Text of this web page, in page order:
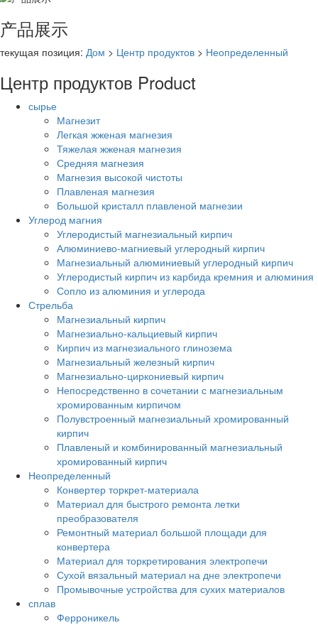
产品展示
текущая позиция: Дом > Центр продуктов > Неопределенный
Центр продуктов Product
сырье
Магнезит
Легкая жженая магнезия
Тяжелая жженая магнезия
Средняя магнезия
Магнезия высокой чистоты
Плавленая магнезия
Большой кристалл плавленой магнезии
Углерод магния
Углеродистый магнезиальный кирпич
Алюминиево-магниевый углеродный кирпич
Магнезиальный алюминиевый углеродный кирпич
Углеродистый кирпич из карбида кремния и алюминия
Сопло из алюминия и углерода
Стрельба
Магнезиальный кирпич
Магнезиально-кальциевый кирпич
Кирпич из магнезиального глинозема
Магнезиальный железный кирпич
Магнезиально-циркониевый кирпич
Непосредственно в сочетании с магнезиальным
хромированным кирпичом
Полувстроенный магнезиальный хромированный
кирпич
Плавленый и комбинированный магнезиальный
хромированный кирпич
Неопределенный
Конвертер торкрет-материала
Материал для быстрого ремонта летки
преобразователя
Ремонтный материал большой площади для
конвертера
Материал для торкретирования электропечи
Сухой вязальный материал на дне электропечи
Промывочные устройства для сухих материалов
сплав
Ферроникель